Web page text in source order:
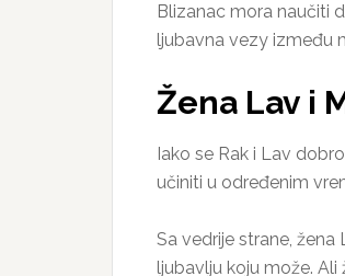
Blizanac mora naučiti
ljubavna vezy između
Žena Lav i
Iako se Rak i Lav
učiniti u određenim
Sa vedrije strane,
ljubavlju koju može.